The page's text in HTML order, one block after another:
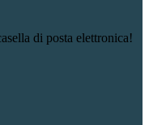
di posta elettronica!